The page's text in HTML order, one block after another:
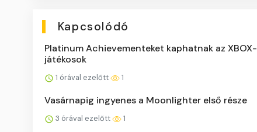
Kapcsolódó
Platinum Achievementeket kaphatnak az XBOX-
játékosok
1 órával ezelőtt 1
Vasárnapig ingyenes a Moonlighter első része
3 órával ezelőtt 1